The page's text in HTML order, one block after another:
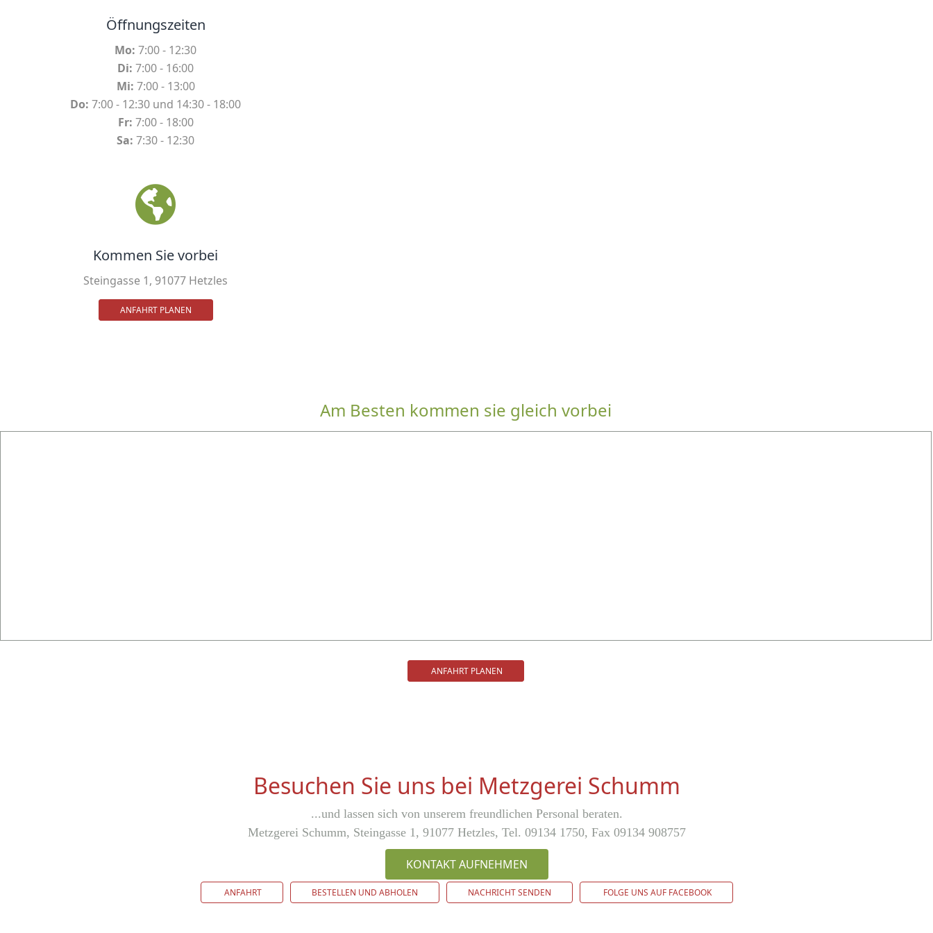
Öffnungszeiten
Mo: 7:00 - 12:30
Di: 7:00 - 16:00
Mi: 7:00 - 13:00
Do: 7:00 - 12:30 und 14:30 - 18:00
Fr: 7:00 - 18:00
Sa: 7:30 - 12:30
Kommen Sie vorbei
Steingasse 1, 91077 Hetzles
ANFAHRT PLANEN
Am Besten kommen sie gleich vorbei
ANFAHRT PLANEN
Besuchen Sie uns bei Metzgerei Schumm
...und lassen sich von unserem freundlichen Personal beraten.
Metzgerei Schumm, Steingasse 1, 91077 Hetzles, Tel. 09134 1750, Fax 09134 908757
KONTAKT AUFNEHMEN
ANFAHRT BESTELLEN UND ABHOLEN NACHRICHT SENDEN FOLGE UNS AUF FACEBOOK